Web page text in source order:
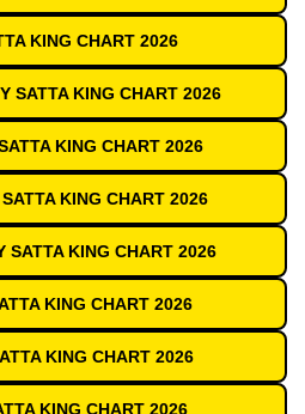
KING CHART 2026
SATTA KING CHART 2026
KING CHART 2026
KING CHART 2026
SATTA KING CHART 2026
KING CHART 2026
KING CHART 2026
KING CHART 2026